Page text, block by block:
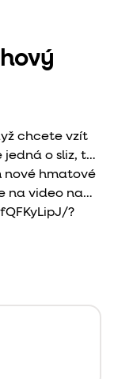
chcete vzít
jedná o sliz, to
nové hmatové
na video na
?